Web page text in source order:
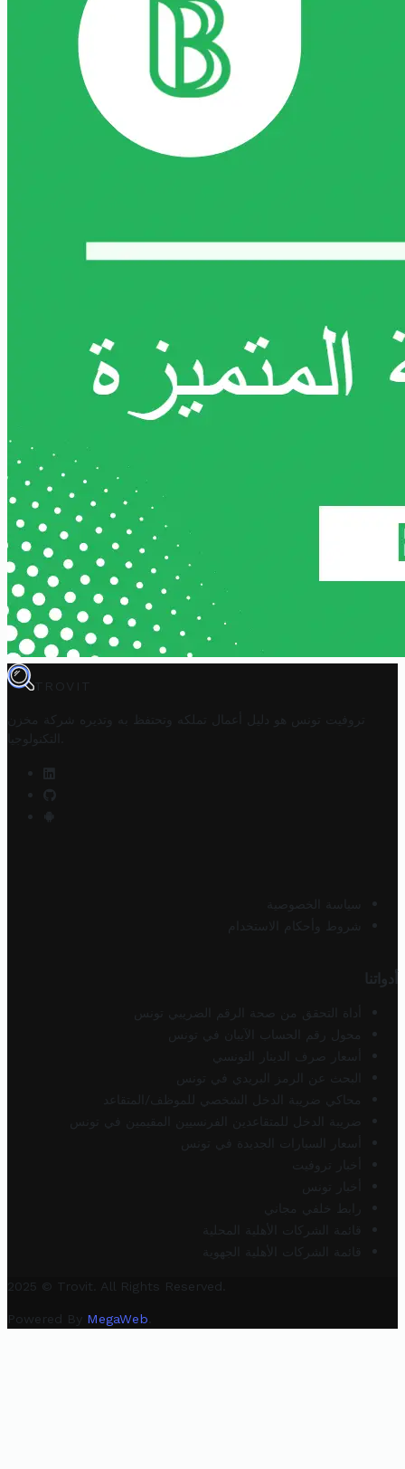
TROVIT
تروفيت تونس هو دليل أعمال تملكه وتحتفظ به وتديره
شركة مخزن
التكنولوجيا
سياسة الخصوصية
شروط وأحكام الاستخدام
أدواتنا
أداة التحقق من صحة الرقم الضريبي تونس
محول رقم الحساب الآيبان في تونس
أسعار صرف الدينار التونسي
البحث عن الرمز البريدي في تونس
محاكي ضريبة الدخل الشخصي للموظف/المتقاعد
ضريبة الدخل للمتقاعدين الفرنسيين المقيمين في تونس
أسعار السيارات الجديدة في تونس
أخبار تروفيت
أخبار تونس
رابط خلفي مجاني
قائمة الشركات الأهلية المحلية
قائمة الشركات الأهلية الجهوية
2025 © Trovit. All Rights Reserved.
Powered By MegaWeb